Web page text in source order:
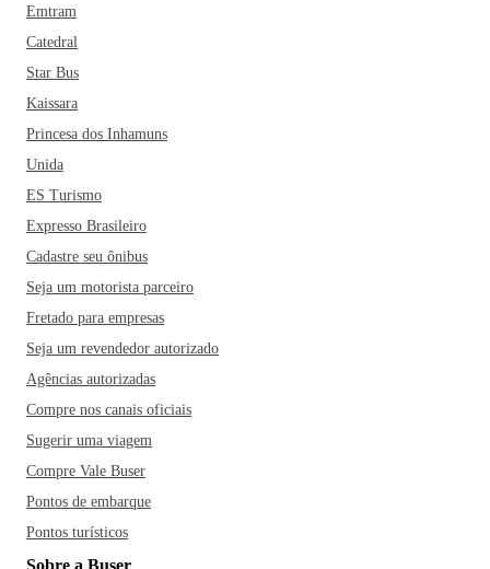
Emtram
Catedral
Star Bus
Kaissara
Princesa dos Inhamuns
Unida
ES Turismo
Expresso Brasileiro
Cadastre seu ônibus
Seja um motorista parceiro
Fretado para empresas
Seja um revendedor autorizado
Agências autorizadas
Compre nos canais oficiais
Sugerir uma viagem
Compre Vale Buser
Pontos de embarque
Pontos turísticos